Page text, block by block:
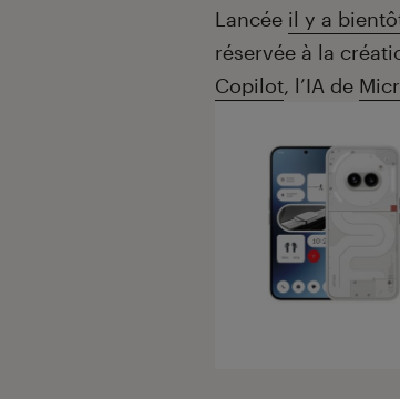
Introduction
Lancée il y a
réservée à la
Copilot, l’IA de